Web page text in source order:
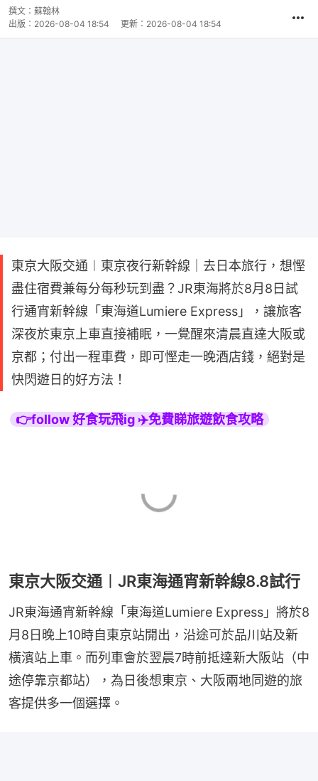
撰文： 蘇翰林
出版： 2026-08-04 18:54 更新： 2026-08-04 18:54
東京大阪交通︱東京夜行新幹線｜去日本旅行，想慳
盡住宿費兼每分每秒玩到盡？JR東海將於8月8日試
行通宵新幹線「東海道Lumiere Express」，讓旅客
深夜於東京上車直接補眠，一覺醒來清晨直達大阪或
京都；付出一程車費，即可慳走一晚酒店錢，絕對是
快閃遊日的好方法！
👉follow 好食玩飛ig ✈️免費睇旅遊飲食攻略
東京大阪交通︱JR東海通宵新幹線8.8試行
JR東海通宵新幹線「東海道Lumiere Express」將於8
月8日晚上10時自東京站開出，沿途可於品川站及新
橫濱站上車。而列車會於翌晨7時前抵達新大阪站（中
途停靠京都站），為日後想東京、大阪兩地同遊的旅
客提供多一個選擇。